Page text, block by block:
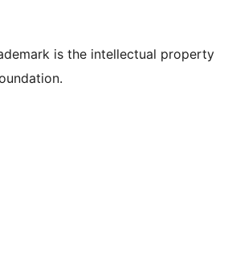
is the intellectual property